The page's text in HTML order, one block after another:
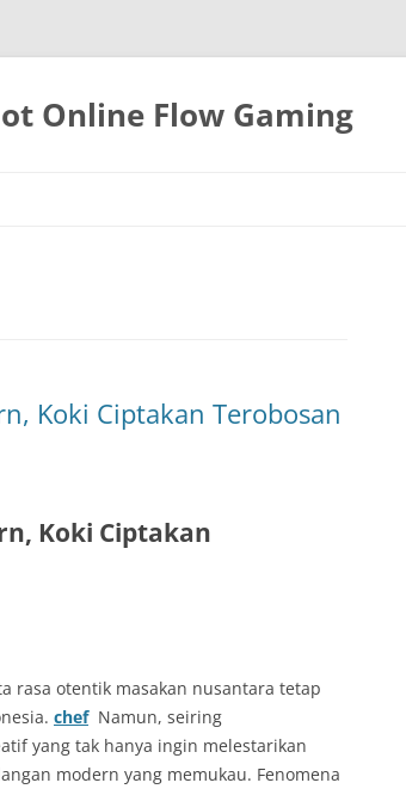
Online Flow Gaming
Koki Ciptakan Terobosan
Koki Ciptakan
rasa otentik masakan nusantara tetap
chefNamun, seiring
yang tak hanya ingin melestarikan
modern yang memukau. Fenomena